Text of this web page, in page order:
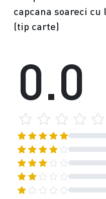
capcana soareci
(tip carte)
0.0